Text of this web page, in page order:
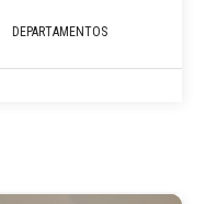
DEPARTAMENTOS